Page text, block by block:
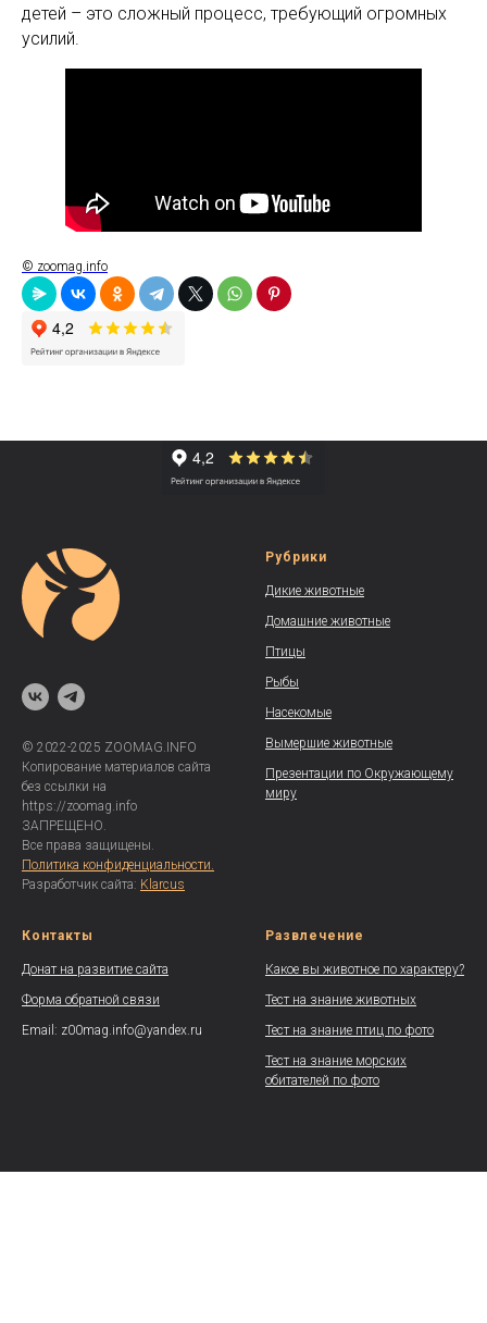
детей – это сложный процесс, требующий огромных
усилий.
© zoomag.info
© 2022-2025 ZOOMAG.INFO
Копирование материалов сайта
без ссылки на
https://zoomag.info
ЗАПРЕЩЕНО.
Все права защищены.
Политика конфиденциальности.
Разработчик сайта: Klarcus
Рубрики
Дикие животные
Домашние животные
Птицы
Рыбы
Насекомые
Вымершие животные
Презентации по Окружающему
миру
Контакты
Донат на развитие сайта
Форма обратной связи
Email: z00mag.info@yandex.ru
Развлечение
Какое вы животное по характеру?
Тест на знание животных
Тест на знание птиц по фото
Тест на знание морских
обитателей по фото